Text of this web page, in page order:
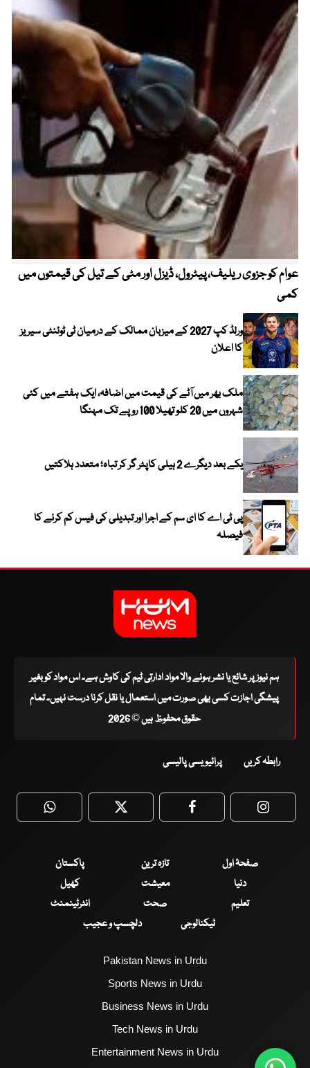
عوام کو جزوی ریلیف، پیٹرول، ڈیزل اور مٹی کے تیل کی قیمتوں میں
کمی
ورلڈ کپ 2027 کے میزبان ممالک کے درمیان ٹی ٹوئنٹی سیریز
کا اعلان
ملک بھر میں آٹے کی قیمت میں اضافہ، ایک ہفتے میں کئی
شہروں میں 20 کلو تھیلا 100 روپے تک مہنگا
یکے بعد دیگرے 2 ہیلی کاپٹر گر کر تباہ؛ متعدد ہلاکتیں
پی ٹی اے کا ای سم کے اجرا اور تبدیلی کی فیس کم کرنے کا
فیصلہ
ہم نیوز پر شائع یا نشر ہونے والا مواد ادارتی ٹیم کی کاوش ہے۔ اس مواد کو بغیر
پیشگی اجازت کسی بھی صورت میں استعمال یا نقل کرنا درست نہیں۔ تمام
حقوق محفوظ ہیں © 2026
رابطہ کریں پرائیویسی پالیسی
WhatsApp Twitter Facebook
صفحۂ اول تازہ ترین
پاکستان
دنیا
معیشت
کھیل
تعلیم
صحت
انٹرٹینمنٹ
ٹیکنالوجی
دلچسپ و عجیب
Pakistan News in Urdu
Sports News in Urdu
Business News in Urdu
Tech News in Urdu
Entertainment News in Urdu